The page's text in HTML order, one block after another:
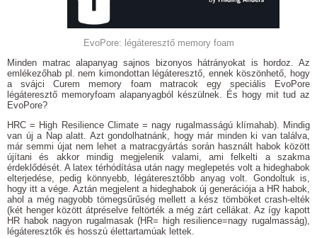
EvoPore: légáteresztő memory foam
Minden matrac alapanyag sajnos bizonyos hátrányokat is hordoz. Az
emlékezőhab pl. nem kimondottan légáteresztő, ennek köszönhető, hogy
a svájci Curem memory foam matracok egy speciális EvoPore
légáteresztő memoryfoam alapanyagból készülnek. És hogy mit tud az
EvoPore?
HRC = High Resilience Climate = nagy rugalmasságú klímahab). Mindig
van új a Nap alatt. Azt gondolhatnánk, hogy már minden ki van találva,
már semmi újat nem lehet a matracgyártás során használt habok között
újítani és akkor mindig megjelenik valami, ami felkelti a szakma
érdeklődését. A latex térhódítása után nagy meglepetés volt a hideghabok
elterjedése, pedig könnyebb, légáteresztőbb anyag volt. Gondoltuk is,
hogy itt a vége. Aztán megjelent a hideghabok új generációja a HR habok,
ahol a még nagyobb tömegsűrűség mellett a kész tömböket crash-elték
(két henger között átpréselve feltörték a még zárt cellákat. Az így kapott
HR habok nagyon rugalmasak (HR= high resilience=nagy rugalmasság),
légáteresztők és hosszú élettartamúak lettek.